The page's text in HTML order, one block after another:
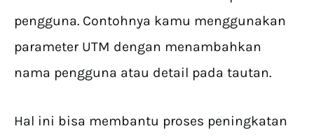
pengguna. Contohnya kamu menggunakan
parameter UTM dengan menambahkan
nama pengguna atau detail pada tautan.
Hal ini bisa membantu proses peningkatan